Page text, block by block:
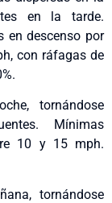
en la tarde.
en descenso por
con ráfagas de
tornándose
Mínimas
10 y 15 mph.
tornándose